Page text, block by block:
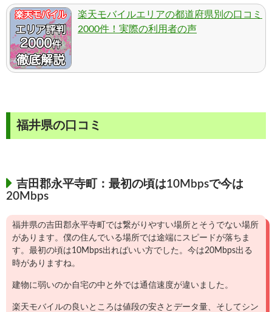
楽天モバイルエリアの都道府県別の口コミ
2000件！実際の利用者の声
福井県の口コミ
吉田郡永平寺町：最初の頃は10Mbpsで今は
20Mbps
福井県の吉田郡永平寺町では繋がりやすい場所とそうでない場所
があります。僕の住んでいる場所では途端にスピードが落ちま
す。最初の頃は10Mbps出ればいい方でした。今は20Mbps出る
時がありますね。
建物に弱いのか自宅の中と外では通信速度が違いました。
楽天モバイルの良いところは値段の安さとデータ量、そしてシン